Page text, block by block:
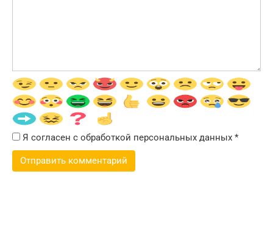
Я согласен с обработкой персональных данных *